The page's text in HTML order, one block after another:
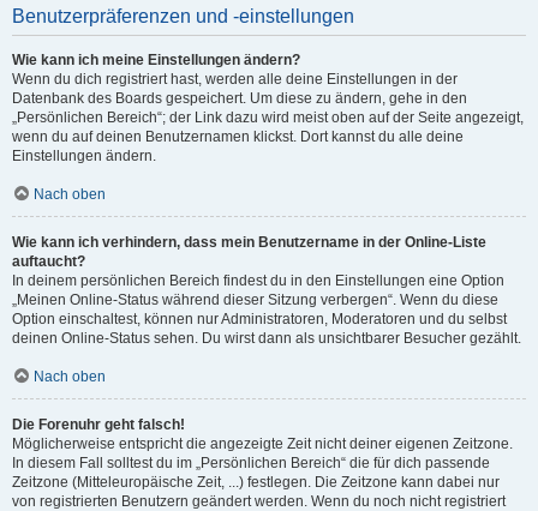
Benutzerpräferenzen und -einstellungen
Wie kann ich meine Einstellungen ändern?
Wenn du dich registriert hast, werden alle deine Einstellungen in der
Datenbank des Boards gespeichert. Um diese zu ändern, gehe in den
„Persönlichen Bereich“; der Link dazu wird meist oben auf der Seite angezeigt,
wenn du auf deinen Benutzernamen klickst. Dort kannst du alle deine
Einstellungen ändern.
Nach oben
Wie kann ich verhindern, dass mein Benutzername in der Online-Liste
auftaucht?
In deinem persönlichen Bereich findest du in den Einstellungen eine Option
„Meinen Online-Status während dieser Sitzung verbergen“. Wenn du diese
Option einschaltest, können nur Administratoren, Moderatoren und du selbst
deinen Online-Status sehen. Du wirst dann als unsichtbarer Besucher gezählt.
Nach oben
Die Forenuhr geht falsch!
Möglicherweise entspricht die angezeigte Zeit nicht deiner eigenen Zeitzone.
In diesem Fall solltest du im „Persönlichen Bereich“ die für dich passende
Zeitzone (Mitteleuropäische Zeit, ...) festlegen. Die Zeitzone kann dabei nur
von registrierten Benutzern geändert werden. Wenn du noch nicht registriert